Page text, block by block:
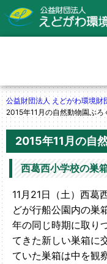
公益財団法人 えどがわ環境財
2015年11月の自然動物園ぶろ
2015年11月の自
西葛西小学校の巣
11月21日（土）西葛
どが行船公園内の巣
年の同じ時期に取り
てきた新しい巣箱に
ていた巣箱は中を観